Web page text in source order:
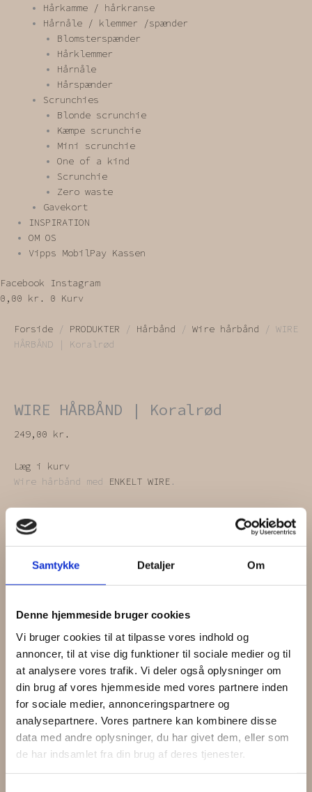
Samtykke Detaljer Om
Denne hjemmeside bruger cookies
Vi bruger cookies til at tilpasse vores indhold og
annoncer, til at vise dig funktioner til sociale medier og til
at analysere vores trafik. Vi deler også oplysninger om
din brug af vores hjemmeside med vores partnere inden
for sociale medier, annonceringspartnere og
analysepartnere. Vores partnere kan kombinere disse
data med andre oplysninger, du har givet dem, eller som
de har indsamlet fra din brug af deres tjenester.
Hårkamme / hårkranse
Hårnåle / klemmer /spænder
Blomsterspænder
Hårklemmer
Hårnåle
Hårspænder
Scrunchies
Blonde scrunchie
Kæmpe scrunchie
Mini scrunchie
One of a kind
Scrunchie
Zero waste
Gavekort
INSPIRATION
OM OS
Vipps MobilPay Kassen
Facebook
Instagram
0,00 kr. 0 Kurv
Forside / PRODUKTER / Hårbånd / Wire hårbånd / WIRE
HÅRBÅND | Koralrød
WIRE HÅRBÅND | Koralrød
249,00 kr.
Læg i kurv
Wire hårbånd med
ENKELT WIRE .
upcyclede tekstiler. Du har utallige
styling
muligheder– det er kun fantasien, der sætter
grænser.
et tidligere liv.
OBS: Farven på billedet kan afvige lidt i forhold
til farven i virkeligheden.
Få15%